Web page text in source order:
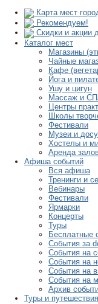
Карта мест
Рекомендуем!
Скидки и акции
Каталог мест
Магазины
Чайные
Кафе
Йога и
Ушу и цигун
Массаж и
Центры
Школы
Фестивали
Музеи и
Хостелы и
Аренда
Афиша событий
Вся афиша
Тренинги и
Вебинары
Фестивали
Ярмарки
Концерты
Туры
Бесплатные
События за
События на
События на
События на
События на
Архив
Туры и путешествия